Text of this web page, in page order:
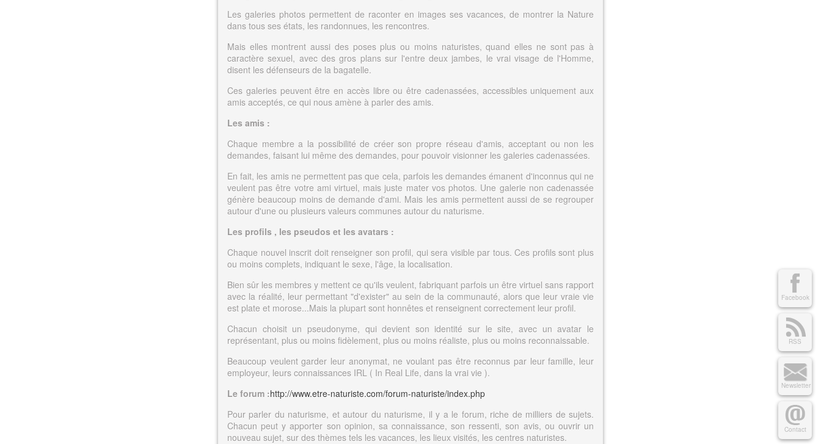
Les galeries photos permettent de raconter en images ses vacances, de montrer la Nature
dans tous ses états, les randonnues, les rencontres.
Mais elles montrent aussi des poses plus ou moins naturistes, quand elles ne sont pas à
caractère sexuel, avec des gros plans sur l'entre deux jambes, le vrai visage de l'Homme,
disent les défenseurs de la bagatelle.
Ces galeries peuvent être en accès libre ou être cadenassées, accessibles uniquement aux
amis acceptés, ce qui nous amène à parler des amis.
Les amis :
Chaque membre a la possibilité de créer son propre réseau d'amis, acceptant ou non les
demandes, faisant lui même des demandes, pour pouvoir visionner les galeries cadenassées.
En fait, les amis ne permettent pas que cela, parfois les demandes émanent d'inconnus qui ne
veulent pas être votre ami virtuel, mais juste mater vos photos. Une galerie non cadenassée
génère beaucoup moins de demande d'ami. Mais les amis permettent aussi de se regrouper
autour d'une ou plusieurs valeurs communes autour du naturisme.
Les profils , les pseudos et les avatars :
Chaque nouvel inscrit doit renseigner son profil, qui sera visible par tous. Ces profils sont plus
ou moins complets, indiquant le sexe, l'âge, la localisation.
Bien sûr les membres y mettent ce qu'ils veulent, fabriquant parfois un être virtuel sans rapport
avec la réalité, leur permettant "d'exister" au sein de la communauté, alors que leur vraie vie
est plate et morose...Mais la plupart sont honnêtes et renseignent correctement leur profil.
Chacun choisit un pseudonyme, qui devient son identité sur le site, avec un avatar le
représentant, plus ou moins fidèlement, plus ou moins réaliste, plus ou moins reconnaissable.
Beaucoup veulent garder leur anonymat, ne voulant pas être reconnus par leur famille, leur
employeur, leurs connaissances IRL ( In Real Life, dans la vrai vie ).
Le forum :http://www.etre-naturiste.com/forum-naturiste/index.php
Pour parler du naturisme, et autour du naturisme, il y a le forum, riche de milliers de sujets.
Chacun peut y apporter son opinion, sa connaissance, son ressenti, son avis, ou ouvrir un
nouveau sujet, sur des thèmes tels les vacances, les lieux visités, les centres naturistes.
Facebook
RSS
Newsletter
Contact